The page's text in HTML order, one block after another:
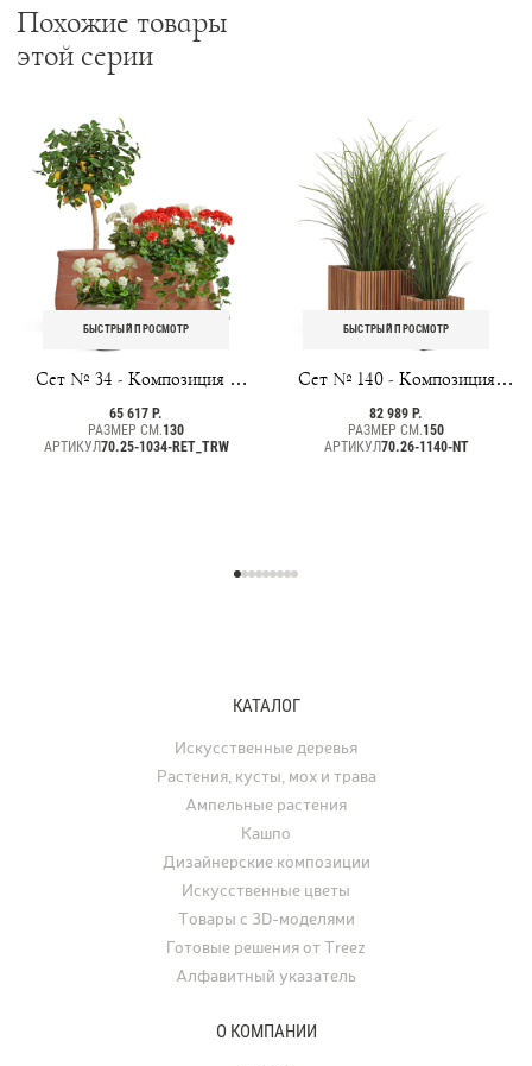
Похожие товары
этой серии
БЫСТРЫЙ ПРОСМОТР
Сет № 34 - Композиция с
Лимонным деревом и Геранью
в кашпо Treez Ergo Italica
65 617 Р.
РАЗМЕР СМ.130
АРТИКУЛ70.25-1034-RET_TRW
БЫСТРЫЙ ПРОСМОТР
Сет № 140 - Композиция
Трава Тростник в кашпо
Treez Effectory TimberLine
82 989 Р.
РАЗМЕР СМ.150
АРТИКУЛ70.26-1140-NT
КАТАЛОГ
Искусственные деревья
Растения, кусты, мох и трава
Ампельные растения
Кашпо
Дизайнерские композиции
Искусственные цветы
Товары с 3D-моделями
Готовые решения от Treez
Алфавитный указатель
О КОМПАНИИ